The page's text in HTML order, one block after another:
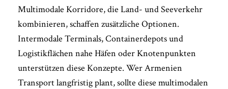
Multimodale Korridore, die Land- und Seeverkehr
kombinieren, schaffen zusätzliche Optionen.
Intermodale Terminals, Containerdepots und
Logistikflächen nahe Häfen oder Knotenpunkten
unterstützen diese Konzepte. Wer Armenien
Transport langfristig plant, sollte diese multimodalen